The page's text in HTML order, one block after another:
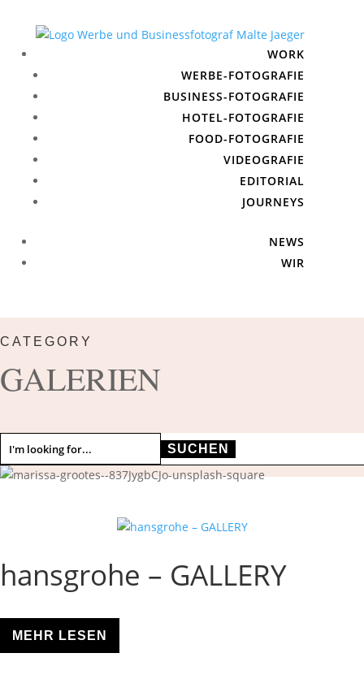
WORK
WERBE-FOTOGRAFIE
BUSINESS-FOTOGRAFIE
HOTEL-FOTOGRAFIE
FOOD-FOTOGRAFIE
VIDEOGRAFIE
EDITORIAL
JOURNEYS
NEWS
WIR
CATEGORY
GALERIEN
Suchen
nach:
hansgrohe – GALLERY
MEHR LESEN